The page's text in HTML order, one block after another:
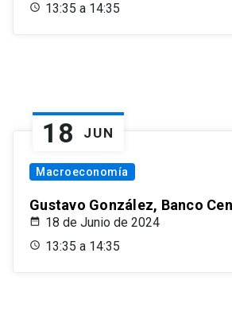
13:35 a 14:35
18 JUN
Macroeconomía
Gustavo González, Banco
18 de Junio de 2024
13:35 a 14:35